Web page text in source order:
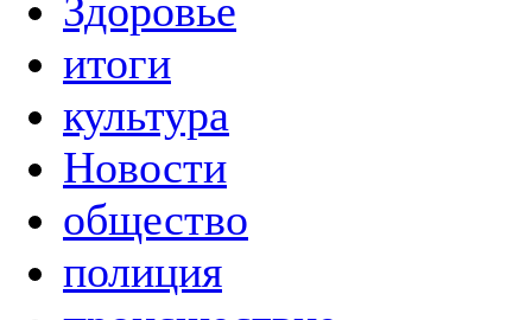
Здоровье
итоги
культура
Новости
общество
полиция